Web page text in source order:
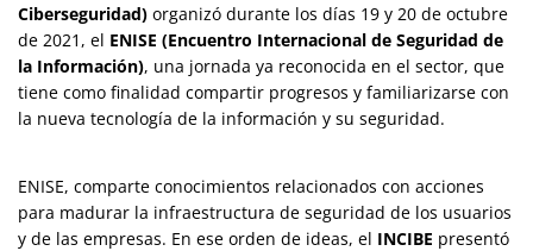
Ciberseguridad) organizó durante los días 19 y 20 de octubre
de 2021, el ENISE (Encuentro Internacional de Seguridad de
la Información), una jornada ya reconocida en el sector, que
tiene como finalidad compartir progresos y familiarizarse con
la nueva tecnología de la información y su seguridad.
ENISE, comparte conocimientos relacionados con acciones
para madurar la infraestructura de seguridad de los usuarios
y de las empresas. En ese orden de ideas, el INCIBE presentó